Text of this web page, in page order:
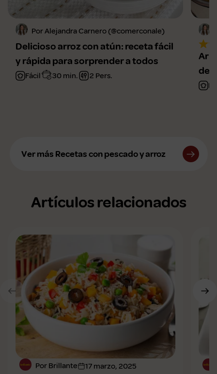
Por Alejandra Carnero (@comerconale)
Delicioso arroz con atún: receta fácil
y rápida para sorprender a todos
Fácil 30 min. 2 Pers.
de
Ver más Recetas con pescado y arroz
Artículos relacionados
Por Brillante
17 marzo, 2025